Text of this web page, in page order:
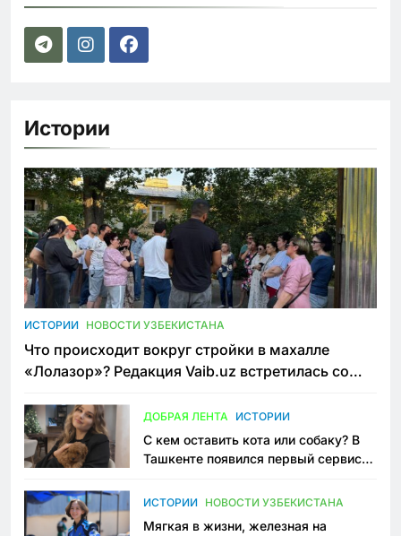
Истории
ИСТОРИИ НОВОСТИ УЗБЕКИСТАНА
Что происходит вокруг стройки в махалле
«Лолазор»? Редакция Vaib.uz встретилась со
ДОБРАЯ ЛЕНТА ИСТОРИИ
С кем оставить кота или собаку? В
Ташкенте появился первый сервис
ИСТОРИИ НОВОСТИ УЗБЕКИСТАНА
Мягкая в жизни, железная на